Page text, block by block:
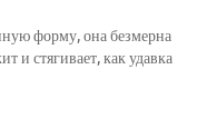
форму, она безмерна
и стягивает, как удавка